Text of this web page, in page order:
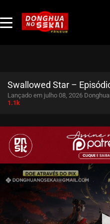
Swallowed Star –
Lançado em julho 08, 2026
1.1k